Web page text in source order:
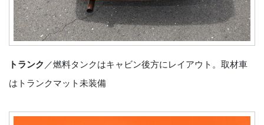
トランク ／燃料タンクはキャビン後方にレイアウト。取材車
はトランクマット未装備